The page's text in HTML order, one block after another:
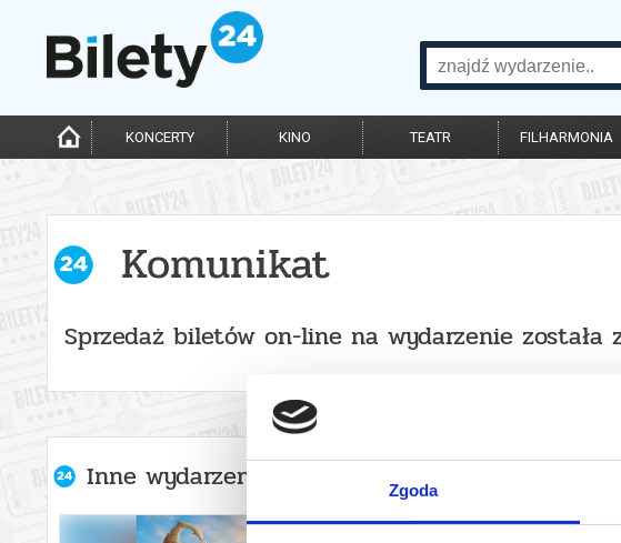
Zgoda
KONCERTY KINO TEATR FILHARMONIA
Komunikat
Sprzedaż biletów on-line na wydarzenie została
Inne wydarzenia organizatora